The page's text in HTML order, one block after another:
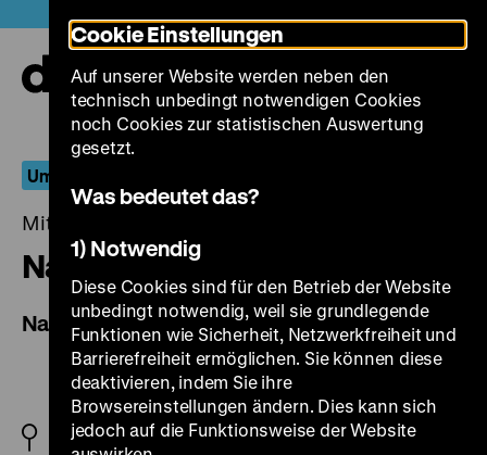
zum
Seiteninhalt
springen
Umbrüche: Film als zeitgenössischer Akteur
Mittwoch, 14. Mai 2014, 21.30 - 00.00 Uhr
Nationalité: Immigré
Nationality: Immigrant
FR/RIM 1975
Cookie Einstellungen
Auf unserer Website werden neben den
technisch unbedingt notwendigen Cookies
noch Cookies zur statistischen Auswertung
gesetzt.
Was bedeutet das?
1) Notwendig
Diese Cookies sind für den Betrieb der Website
unbedingt notwendig, weil sie grundlegende
Funktionen wie Sicherheit, Netzwerkfreiheit und
Barrierefreiheit ermöglichen. Sie können diese
deaktivieren, indem Sie ihre
Browsereinstellungen ändern. Dies kann sich
jedoch auf die Funktionsweise der Website